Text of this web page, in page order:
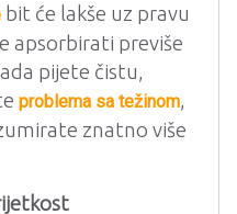
bit će lakše uz pravu
apsorbirati previše
pijete čistu,
problema sa težinom,
znatno više